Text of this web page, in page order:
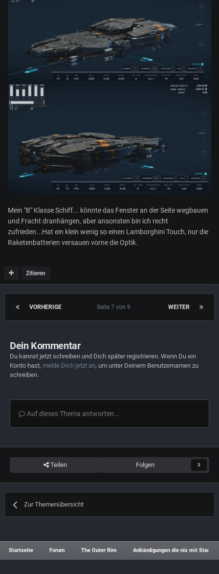
Mein "B" Klasse Schiff... könnte das Fenster an der Seite wegbauen
und Fracht dranhängen, aber ansonsten bin ich recht
zufrieden...Hat ein klein wenig so einen Lamborghini Touch, nur die
Raketenbatterien versauen vorne die Optik.
Zitieren
VORHERIGE WEITER
Seite 7 von 9
Dein Kommentar
Du kannst jetzt schreiben und Dich später registrieren. Wenn Du ein
Konto hast, melde Dich jetzt an, um unter Deinem Benutzernamen zu
schreiben.
Auf dieses Thema antworten...
Teilen Folgen 3
Zur Themenübersicht
Startseite Forum The Outer Rim Ankündigungen die nix mit Star